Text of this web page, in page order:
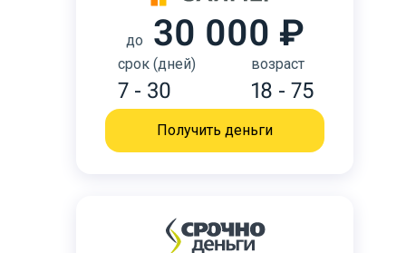
до 30 000 ₽
срок (дней)
7 - 30
возраст
18 - 75
Получить деньги